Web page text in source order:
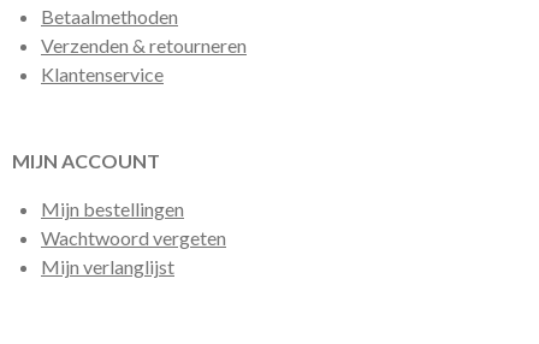
Betaalmethoden
Verzenden & retourneren
Klantenservice
MIJN ACCOUNT
Mijn bestellingen
Wachtwoord vergeten
Mijn verlanglijst